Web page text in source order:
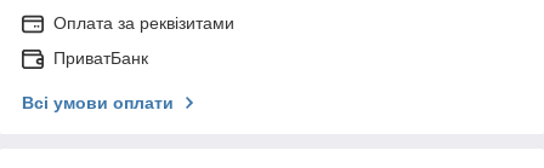
Оплата за реквізитами
ПриватБанк
Всі умови оплати